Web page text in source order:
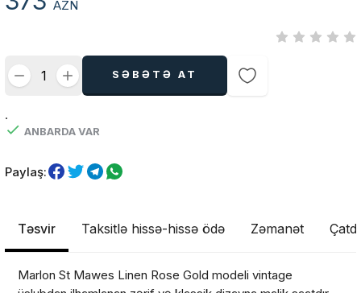
AZN
SƏBƏTƏ AT
.
ANBARDA VAR
Paylaş:
Təsvir Taksitlə hissə-hissə ödə Zəmanət
Marlon St Mawes Linen Rose Gold modeli vintage